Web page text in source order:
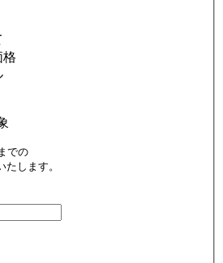
格
での
たします。